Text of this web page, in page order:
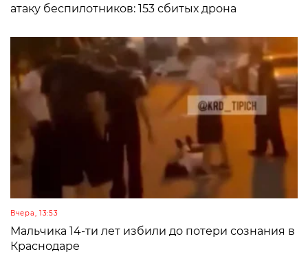
атаку беспилотников: 153 сбитых дрона
Вчера, 13:53
Мальчика 14-ти лет избили до потери сознания в
Краснодаре